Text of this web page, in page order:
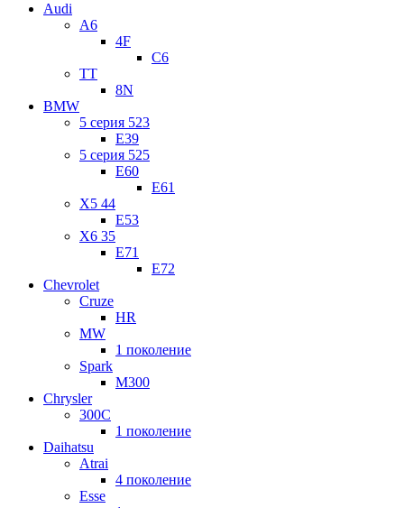
Audi
A6
4F
C6
TT
8N
BMW
5 серия 523
E39
5 серия 525
E60
E61
X5 44
E53
X6 35
E71
E72
Chevrolet
Cruze
HR
MW
1 поколение
Spark
M300
Chrysler
300C
1 поколение
Daihatsu
Atrai
4 поколение
Esse